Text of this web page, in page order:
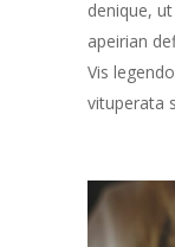
denique,
apeirian
Vis
vituperata